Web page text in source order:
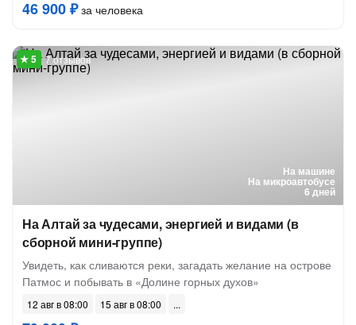
46 900 ₽за человека
На машине
На микроавтобусе
6 дней
7 отзывов
На Алтай за чудесами, энергией и видами (в
сборной мини-группе)
Увидеть, как сливаются реки, загадать желание на острове
Патмос и побывать в «Долине горных духов»
12 авг в 08:00 15 авг в 08:00